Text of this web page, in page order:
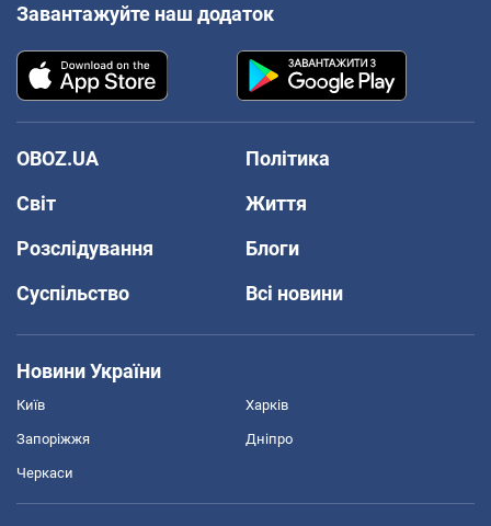
Завантажуйте наш додаток
OBOZ.UA
Політика
Світ
Життя
Розслідування
Блоги
Суспільство
Всі новини
Новини України
Київ Харків
Запоріжжя Дніпро
Черкаси